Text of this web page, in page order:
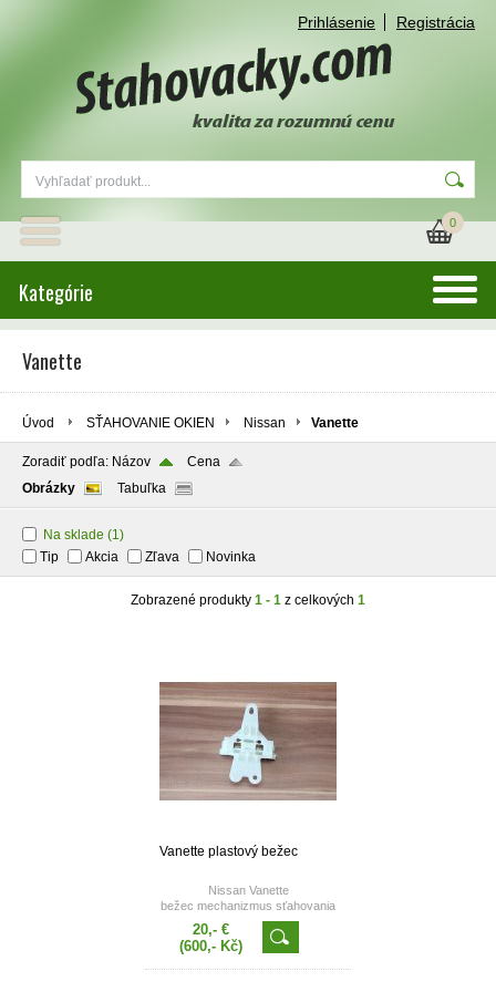
Prihlásenie Registrácia
0
Kategórie
Vanette
Úvod SŤAHOVANIE OKIEN Nissan Vanette
Zoradiť podľa: Názov
Cena
Obrázky
Tabuľka
Na sklade (1)
Tip
Akcia Zľava Novinka
Zobrazené produkty 1 - 1 z celkových 1
Vanette plastový bežec
Nissan Vanette
bežec mechanizmus sťahovania
20,- €
(600,- Kč)